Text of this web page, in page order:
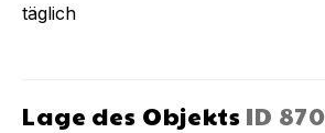
täglich
Lage des Objekts ID 870